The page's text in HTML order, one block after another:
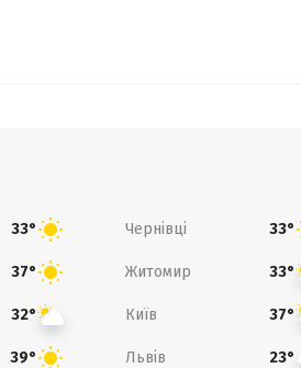
33° Чернівці 33°
37° Житомир 33°
32° Київ 37°
39° Львів 23°